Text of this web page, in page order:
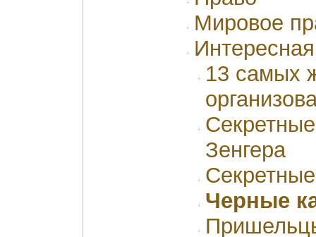
Мировое
13 самых
Зенгера
Черные